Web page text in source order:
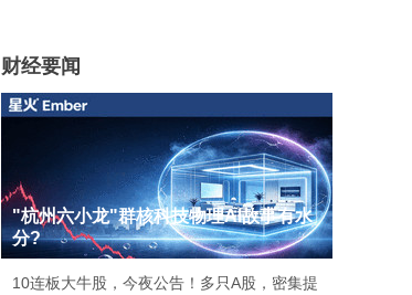
财经要闻
"杭州六小龙"群核科技物理AI故事有水
分?
10连板大牛股，今夜公告！多只A股，密集提